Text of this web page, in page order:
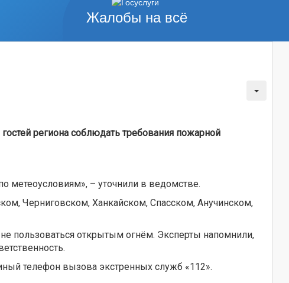
Жалобы на всё
региона соблюдать требования пожарной
метеоусловиям», – уточнили в ведомстве.
Черниговском, Ханкайском, Спасском, Анучинском,
пользоваться открытым огнём. Эксперты напомнили,
телефон вызова экстренных служб «112».